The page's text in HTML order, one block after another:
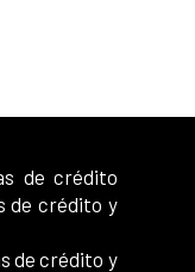
de crédito
de crédito y
de crédito y